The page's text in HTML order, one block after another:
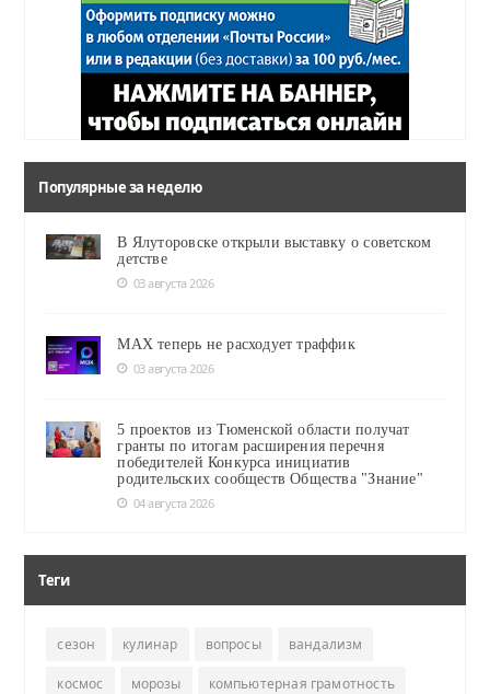
Популярные за неделю
В Ялуторовске открыли выставку о советском
детстве
03 августа 2026
MAX теперь не расходует траффик
03 августа 2026
5 проектов из Тюменской области получат
гранты по итогам расширения перечня
победителей Конкурса инициатив
родительских сообществ Общества "Знание"
04 августа 2026
Теги
сезон кулинар вопросы вандализм
космос морозы компьютерная грамотность